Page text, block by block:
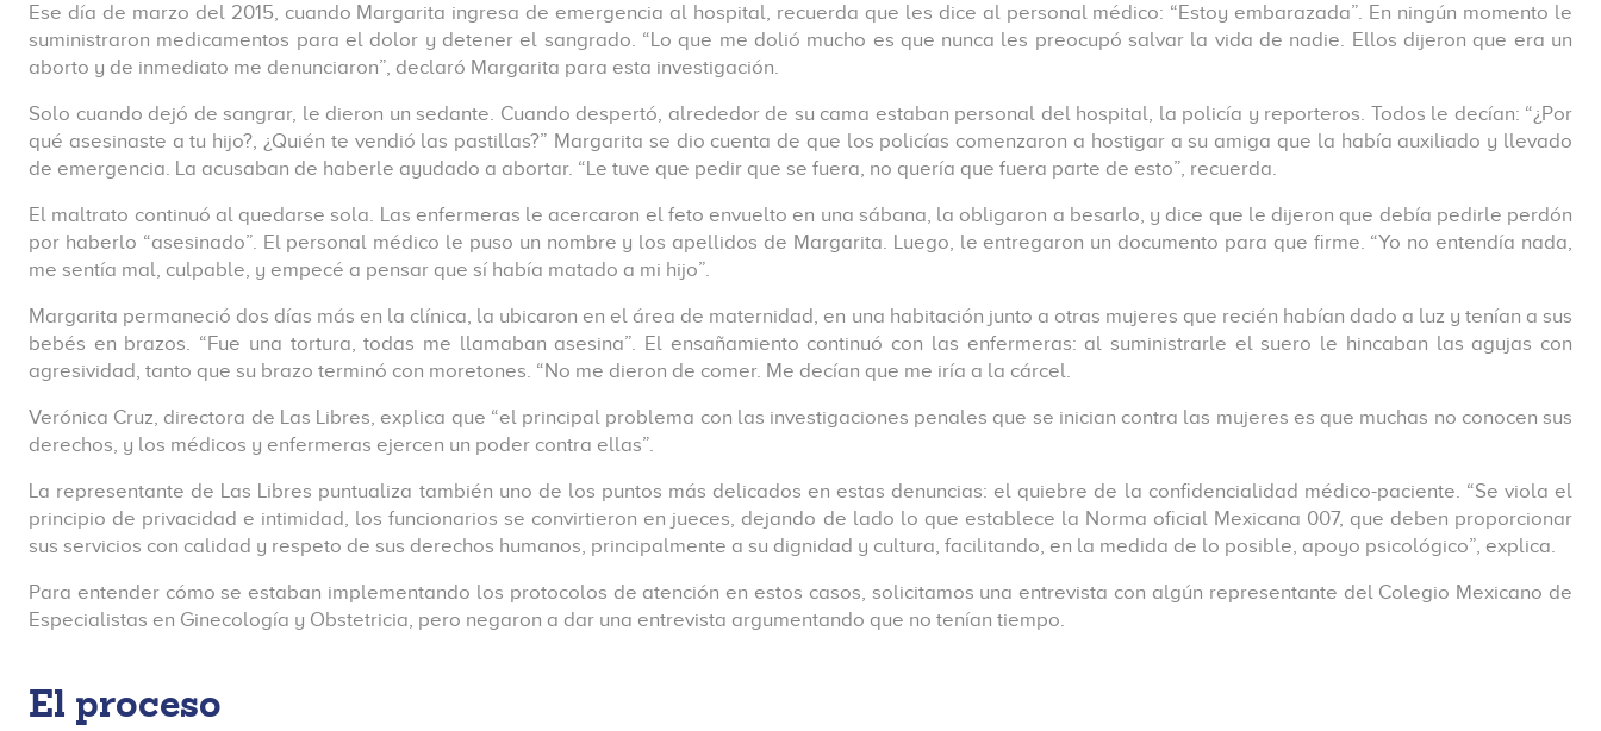
Ese día de marzo del 2015, cuando Margarita ingresa de emergencia al hospital, recuerda que les dice al personal médico: “Estoy embarazada”. En ningún momento le
suministraron medicamentos para el dolor y detener el sangrado. “Lo que me dolió mucho es que nunca les preocupó salvar la vida de nadie. Ellos dijeron que era un
aborto y de inmediato me denunciaron”, declaró Margarita para esta investigación.
Solo cuando dejó de sangrar, le dieron un sedante. Cuando despertó, alrededor de su cama estaban personal del hospital, la policía y reporteros. Todos le decían: “¿Por
qué asesinaste a tu hijo?, ¿Quién te vendió las pastillas?” Margarita se dio cuenta de que los policías comenzaron a hostigar a su amiga que la había auxiliado y llevado
de emergencia. La acusaban de haberle ayudado a abortar. “Le tuve que pedir que se fuera, no quería que fuera parte de esto”, recuerda.
El maltrato continuó al quedarse sola. Las enfermeras le acercaron el feto envuelto en una sábana, la obligaron a besarlo, y dice que le dijeron que debía pedirle perdón
por haberlo “asesinado”. El personal médico le puso un nombre y los apellidos de Margarita. Luego, le entregaron un documento para que firme. “Yo no entendía nada,
me sentía mal, culpable, y empecé a pensar que sí había matado a mi hijo”.
Margarita permaneció dos días más en la clínica, la ubicaron en el área de maternidad, en una habitación junto a otras mujeres que recién habían dado a luz y tenían a sus
bebés en brazos. “Fue una tortura, todas me llamaban asesina”. El ensañamiento continuó con las enfermeras: al suministrarle el suero le hincaban las agujas con
agresividad, tanto que su brazo terminó con moretones. “No me dieron de comer. Me decían que me iría a la cárcel.
Verónica Cruz, directora de Las Libres, explica que “el principal problema con las investigaciones penales que se inician contra las mujeres es que muchas no conocen sus
derechos, y los médicos y enfermeras ejercen un poder contra ellas”.
La representante de Las Libres puntualiza también uno de los puntos más delicados en estas denuncias: el quiebre de la confidencialidad médico-paciente. “Se viola el
principio de privacidad e intimidad, los funcionarios se convirtieron en jueces, dejando de lado lo que establece la Norma oficial Mexicana 007, que deben proporcionar
sus servicios con calidad y respeto de sus derechos humanos, principalmente a su dignidad y cultura, facilitando, en la medida de lo posible, apoyo psicológico”, explica.
Para entender cómo se estaban implementando los protocolos de atención en estos casos, solicitamos una entrevista con algún representante del Colegio Mexicano de
Especialistas en Ginecología y Obstetricia, pero negaron a dar una entrevista argumentando que no tenían tiempo.
El proceso